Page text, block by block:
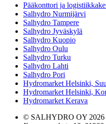
Pääkonttori ja
Salhydro Nurmijärvi
Salhydro Tampere
Salhydro Jyväskylä
Salhydro Kuopio
Salhydro Oulu
Salhydro Turku
Salhydro Lahti
Salhydro Pori
Hydromarket Helsinki,
Hydromarket Helsinki,
Hydromarket Kerava
© SALHYDRO OY 2026